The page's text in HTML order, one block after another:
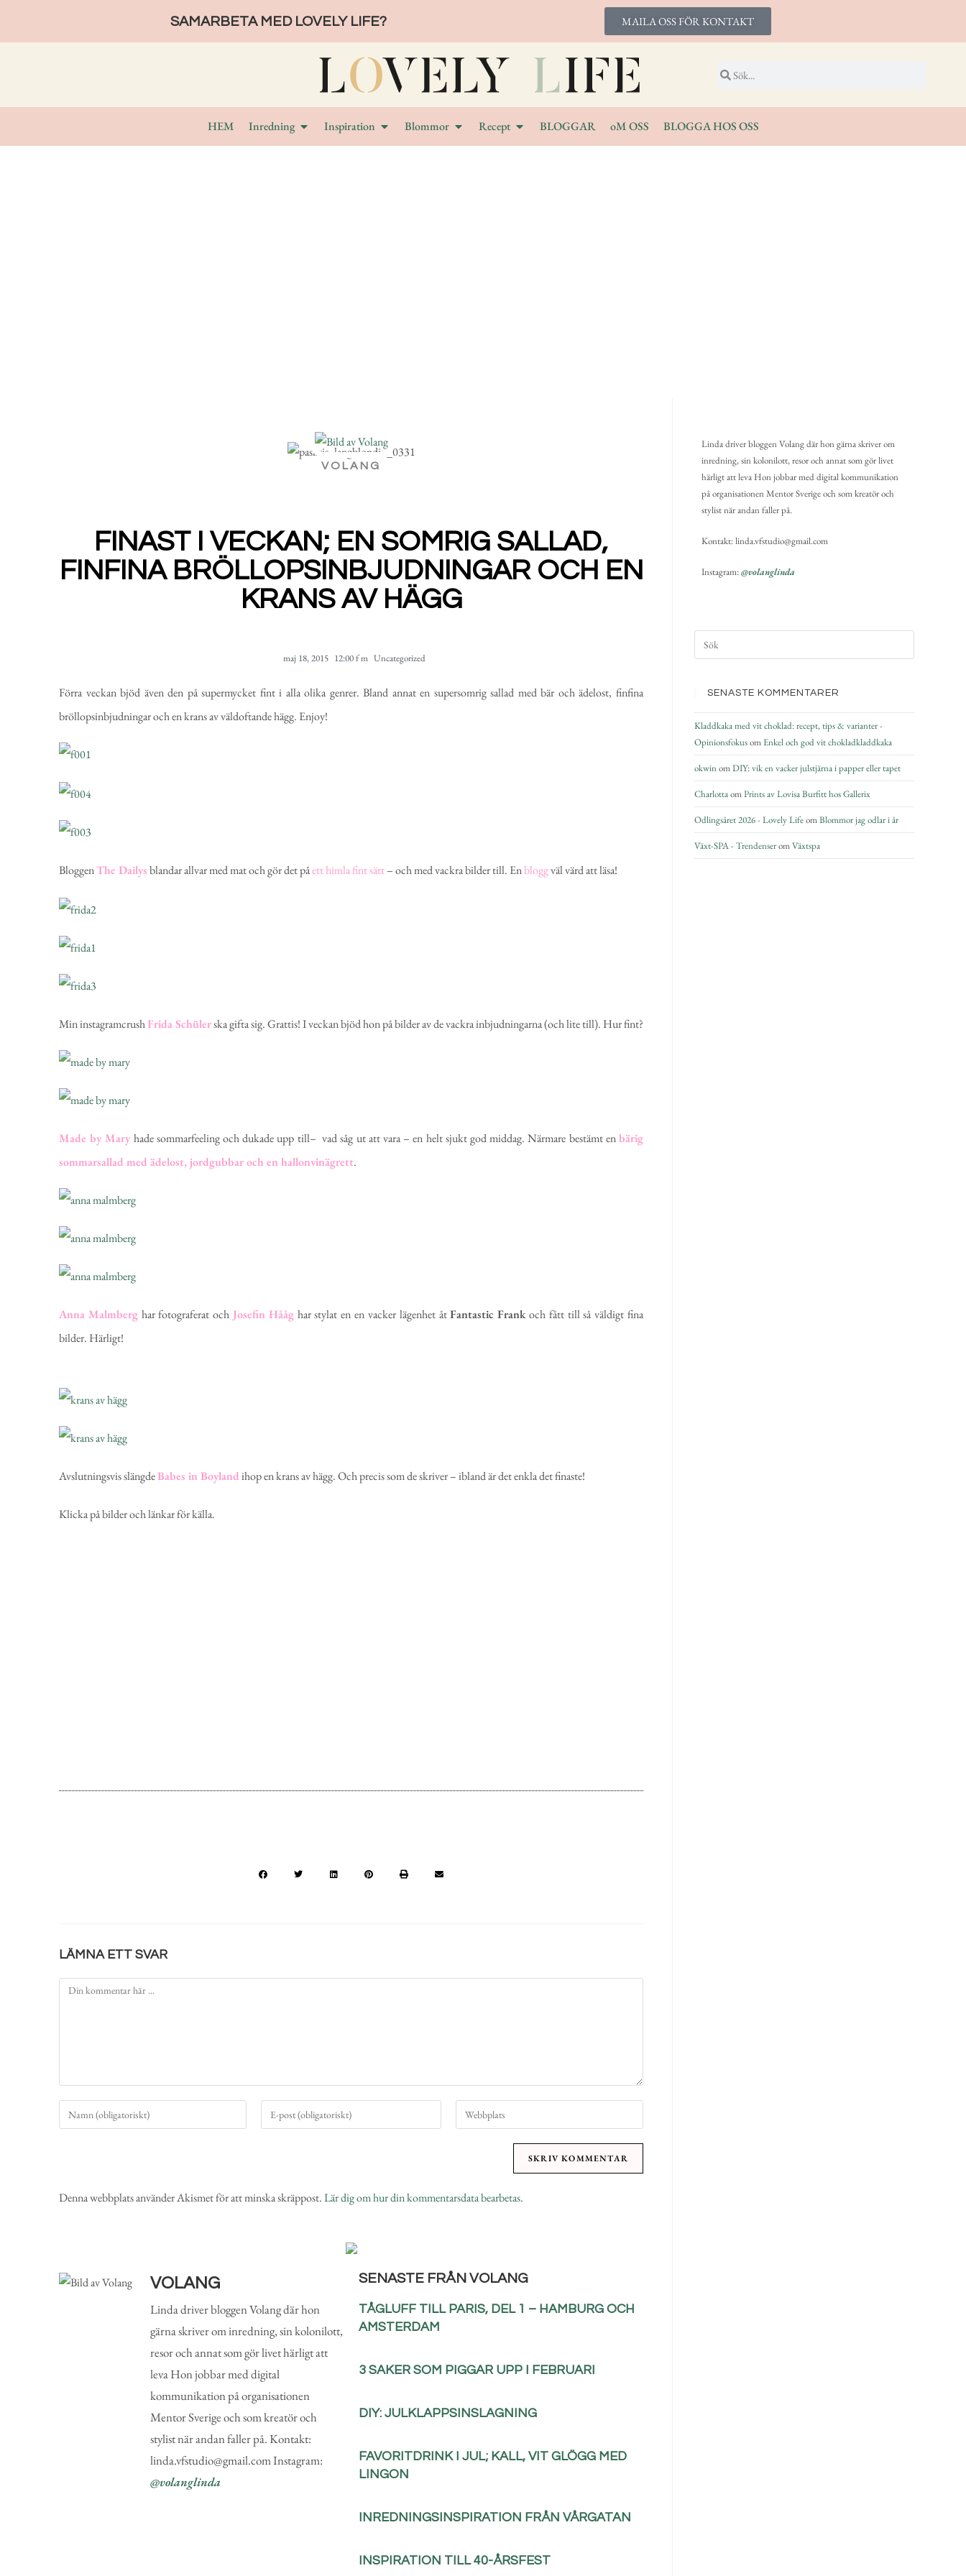
SAMARBETA MED LOVELY LIFE? MAILA OSS FÖR KONTAKT
HEM Inredning Inspiration Blommor Recept BLOGGAR oM OSS BLOGGA HOS OSS
VOLANG
FINAST I VECKAN; EN SOMRIG SALLAD,
FINFINA BRÖLLOPSINBJUDNINGAR OCH EN
KRANS AV HÄGG
maj 18, 2015 12:00 f m Uncategorized
Förra veckan bjöd även den på supermycket fint i alla olika genrer. Bland annat en supersomrig sallad med bär och ädelost, finfina
bröllopsinbjudningar och en krans av väldoftande hägg. Enjoy!
BloggenThe Dailysblandar allvar med mat och gör det påett himla fint sätt– och med vackra bilder till. Enbloggväl värd att läsa!
Min instagramcrushFrida Schülerska gifta sig. Grattis! I veckan bjöd hon på bilder av de vackra inbjudningarna (och lite till). Hur fint?
Made by Maryhade sommarfeeling och dukade upp till– vad såg ut att vara – en helt sjukt god middag. Närmare bestämt enbärig
sommarsallad med ädelost, jordgubbar och en hallonvinägrett.
Anna Malmberghar fotograferat och Josefin Hååghar stylat en en vacker lägenhet åtFantastic Frankoch fått till så väldigt fina
bilder. Härligt!
Avslutningsvis slängdeBabes in Boylandihop en krans av hägg. Och precis som de skriver – ibland är det enkla det finaste!
Klicka på bilder och länkar för källa.
LÄMNA ETT SVAR
Denna webbplats använder Akismet för att minska skräppost.Lär dig om hur din kommentarsdata bearbetas.
VOLANG
Linda driver bloggen Volang där hon
gärna skriver om inredning, sin kolonilott,
resor och annat som gör livet härligt att
leva Hon jobbar med digital
kommunikation på organisationen
Mentor Sverige och som kreatör och
stylist när andan faller på. Kontakt:
linda.vfstudio@gmail.com Instagram:
@volanglinda
SENASTE FRÅN VOLANG
TÅGLUFF TILL PARIS, DEL 1 – HAMBURG OCH
AMSTERDAM
3 SAKER SOM PIGGAR UPP I FEBRUARI
DIY: JULKLAPPSINSLAGNING
FAVORITDRINK I JUL; KALL, VIT GLÖGG MED
LINGON
INREDNINGSINSPIRATION FRÅN VÅRGATAN
INSPIRATION TILL 40-ÅRSFEST
Linda driver bloggen Volang där hon gärna skriver om
inredning, sin kolonilott, resor och annat som gör livet
härligt att leva Hon jobbar med digital kommunikation
på organisationen Mentor Sverige och som kreatör och
stylist när andan faller på.
Kontakt: linda.vfstudio@gmail.com
Instagram:@volanglinda
SENASTE KOMMENTARER
Kladdkaka med vit choklad: recept, tips & varianter -
OpinionsfokusomEnkel och god vit chokladkladdkaka
okwinomDIY: vik en vacker julstjärna i papper eller tapet
CharlottaomPrints av Lovisa Burfitt hos Gallerix
Odlingsåret 2026 - Lovely LifeomBlommor jag odlar i år
Växt-SPA - TrendenseromVäxtspa